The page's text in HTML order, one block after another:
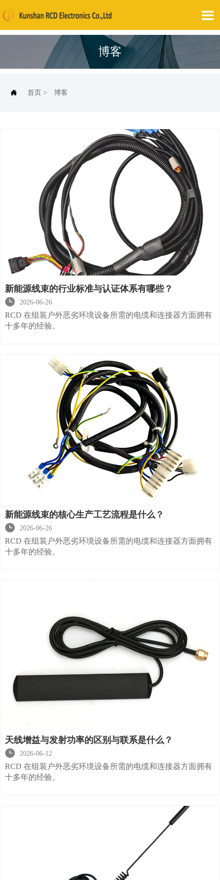

博客
 首页 > 博客
新能源线束的行业标准与认证体系有哪些？

2026-06-26
RCD 在组装户外恶劣环境设备所需的电缆和连接器方面拥有
十多年的经验。
新能源线束的核心生产工艺流程是什么？

2026-06-26
RCD 在组装户外恶劣环境设备所需的电缆和连接器方面拥有
十多年的经验。
天线增益与发射功率的区别与联系是什么？

2026-06-12
RCD 在组装户外恶劣环境设备所需的电缆和连接器方面拥有
十多年的经验。